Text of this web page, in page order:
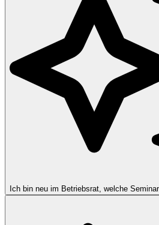
Ich bin neu im Betriebsrat, welche